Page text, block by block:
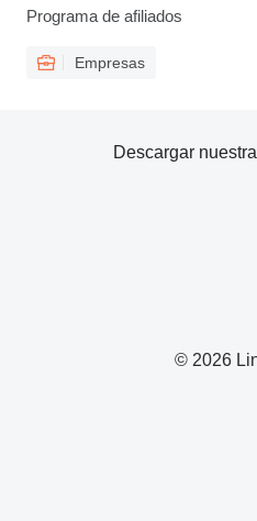
Programa de afiliados
Empresas
© 2026
Descargar